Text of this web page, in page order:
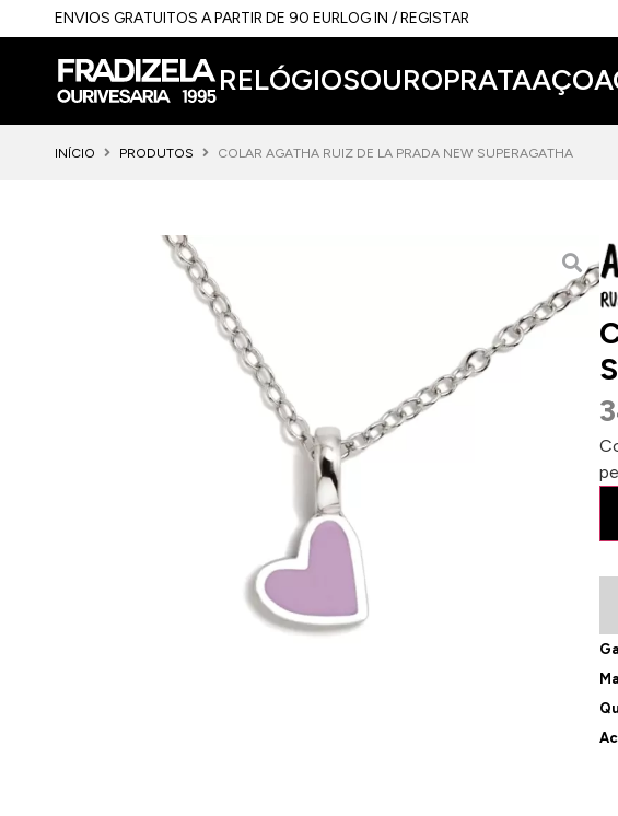
ENVIOS GRATUITOS A PARTIR DE 90 EURLOG IN / REGISTAR
RELÓGIOSOUROPRATAAÇO
INÍCIO PRODUTOS COLAR AGATHA RUIZ DE LA PRADA NEW SUPERAGATHA